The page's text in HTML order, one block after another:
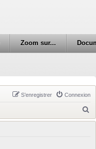
Zoom sur...
Connexion
S’enregistrer
e